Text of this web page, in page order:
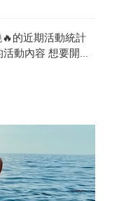
的近期活動統計
動內容 想要開團
野人官方LINE ID